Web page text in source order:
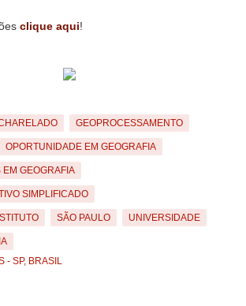
clique aqui!
GEOPROCESSAMENTO
OPORTUNIDADE EM GEOGRAFIA
GEOGRAFIA
SIMPLIFICADO
SÃO PAULO UNIVERSIDADE
- SP, BRASIL